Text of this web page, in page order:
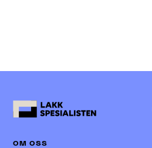
på
OM OSS